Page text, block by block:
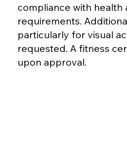
compliance with health
requirements.
particularly for visual
requested. A fitness
upon approval.